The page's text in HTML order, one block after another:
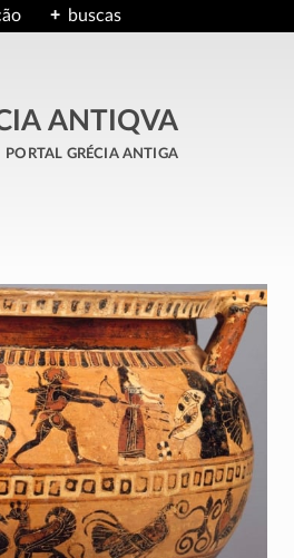
buscas
ANTIQVA
portal grécia antiga